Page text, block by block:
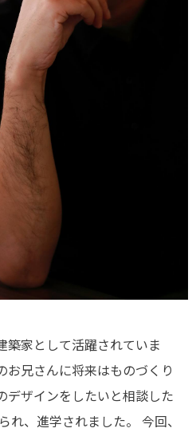
築家として活躍されていま
お兄さんに将来はものづくり
ザインをしたいと相談した
れ、進学されました。 今回、